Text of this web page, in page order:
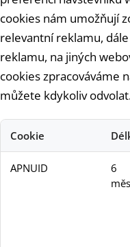
cookies nám umožňují
relevantní reklamu,
reklamu, na jiných
cookies zpracováváme
můžete kdykoliv
Cookie
APNUID
6